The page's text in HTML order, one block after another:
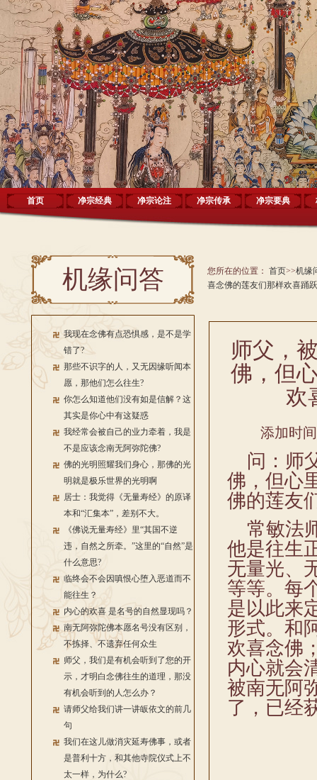
首页 净宗经典 净宗论注 净宗传承 净宗要典
机缘问答
我现在念佛有点恐惧感，是不是学
错了?
那些不识字的人，又无因缘听闻本
愿，那他们怎么往生?
你怎么知道他们没有如是信解？这
其实是你心中有这疑惑
我经常会被自己的业力牵着，我是
不是应该念南无阿弥陀佛?
佛的光明照耀我们身心，那佛的光
明就是极乐世界的光明啊
居士：我觉得《无量寿经》的原译
本和“汇集本”，差别不大。
《佛说无量寿经》里“其国不逆
违，自然之所牵。”这里的“自然”是
什么意思?
临终会不会因嗔恨心堕入恶道而不
能往生？
内心的欢喜 是名号的自然显现吗？
南无阿弥陀佛本愿名号没有区别，
不拣择、不遗弃任何众生
师父，我们是有机会听到了您的开
示，才明白念佛往生的道理，那没
有机会听到的人怎么办？
请师父给我们讲一讲皈依文的前几
句
我们在这儿做消灾延寿佛事，或者
是普利十方，和其他寺院仪式上不
太一样，为什么?
您所在的位置： 首页>>机缘
喜念佛的莲友们那样欢喜踊
师父，
佛，但
欢
添加时
问：师
佛，但心
佛的莲友
常敏法
他是往生
无量光、
等等。每
是以此来
形式。和
欢喜念佛
内心就会
被南无阿
了，已经